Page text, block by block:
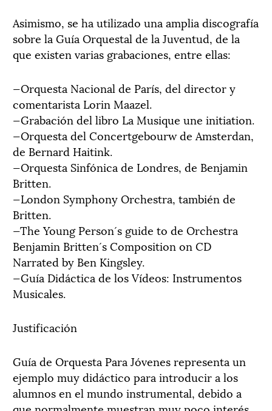
Asimismo, se ha utilizado una amplia discografía
sobre la Guía Orquestal de la Juventud, de la
que existen varias grabaciones, entre ellas:
—Orquesta Nacional de París, del director y
comentarista Lorin Maazel.
—Grabación del libro La Musique une initiation.
—Orquesta del Concertgebourw de Amsterdan,
de Bernard Haitink.
—Orquesta Sinfónica de Londres, de Benjamin
Britten.
—London Symphony Orchestra, también de
Britten.
—The Young Person´s guide to de Orchestra
Benjamin Britten´s Composition on CD
Narrated by Ben Kingsley.
—Guía Didáctica de los Vídeos: Instrumentos
Musicales.
Justificación
Guía de Orquesta Para Jóvenes representa un
ejemplo muy didáctico para introducir a los
alumnos en el mundo instrumental, debido a